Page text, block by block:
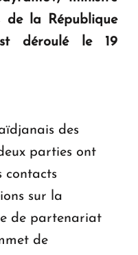
de la République
déroulé le 19
des
parties ont
contacts
sur la
de partenariat
de